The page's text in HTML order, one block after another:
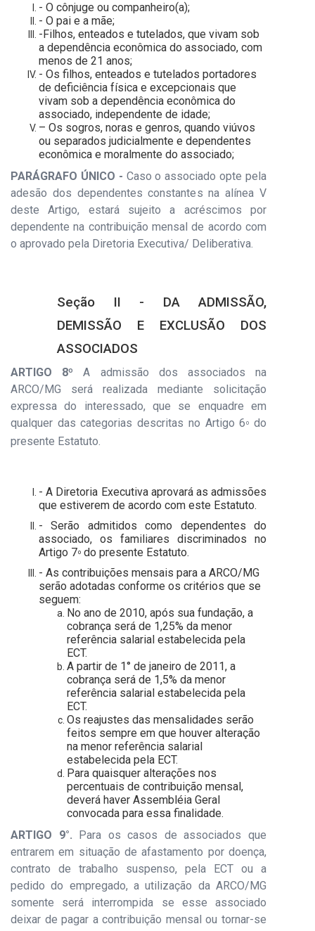
- O cônjuge ou companheiro(a);
- O pai e a mãe;
-Filhos, enteados e tutelados, que vivam sob
a dependência econômica do associado, com
menos de 21 anos;
- Os filhos, enteados e tutelados portadores
de deficiência física e excepcionais que
vivam sob a dependência econômica do
associado, independente de idade;
– Os sogros, noras e genros, quando viúvos
ou separados judicialmente e dependentes
econômica e moralmente do associado;
PARÁGRAFO ÚNICO - Caso o associado opte pela
adesão dos dependentes constantes na alínea V
deste Artigo, estará sujeito a acréscimos por
dependente na contribuição mensal de acordo com
o aprovado pela Diretoria Executiva/ Deliberativa.
Seção II - DA ADMISSÃO,
DEMISSÃO E EXCLUSÃO DOS
ASSOCIADOS
ARTIGO 8ºA admissão dos associados na
ARCO/MG será realizada mediante solicitação
expressa do interessado, que se enquadre em
qualquer das categorias descritas no Artigo 6ºdo
presente Estatuto.
- A Diretoria Executiva aprovará as admissões
que estiverem de acordo com este Estatuto.
- Serão admitidos como dependentes do
associado, os familiares discriminados no
Artigo 7º do presente Estatuto.
- As contribuições mensais para a ARCO/MG
serão adotadas conforme os critérios que se
seguem:
No ano de 2010, após sua fundação, a
cobrança será de 1,25% da menor
referência salarial estabelecida pela
ECT.
A partir de 1° de janeiro de 2011, a
cobrança será de 1,5% da menor
referência salarial estabelecida pela
ECT.
Os reajustes das mensalidades serão
feitos sempre em que houver alteração
na menor referência salarial
estabelecida pela ECT.
Para quaisquer alterações nos
percentuais de contribuição mensal,
deverá haver Assembléia Geral
convocada para essa finalidade.
ARTIGO 9°.
Para os casos de associados que
entrarem em situação de afastamento por doença,
contrato de trabalho suspenso, pela ECT ou a
pedido do empregado, a utilização da ARCO/MG
somente será interrompida se esse associado
deixar de pagar a contribuição mensal ou tornar-se